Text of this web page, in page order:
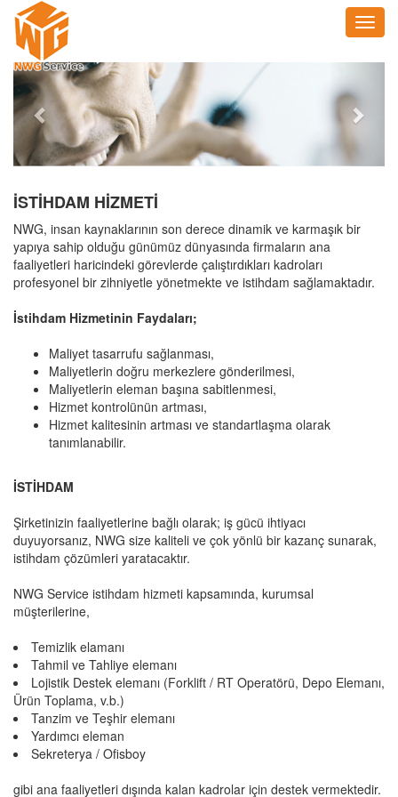
Previous
İSTİHDAM HİZMETİ
NWG, insan kaynaklarının son derece dinamik ve karmaşık bir
yapıya sahip olduğu günümüz dünyasında firmaların ana
faaliyetleri haricindeki görevlerde çalıştırdıkları kadroları
profesyonel bir zihniyetle yönetmekte ve istihdam sağlamaktadır.
İstihdam Hizmetinin Faydaları;
Maliyet tasarrufu sağlanması,
Maliyetlerin doğru merkezlere gönderilmesi,
Maliyetlerin eleman başına sabitlenmesi,
Hizmet kontrolünün artması,
Hizmet kalitesinin artması ve standartlaşma olarak
tanımlanabilir.
İSTİHDAM
Şirketinizin faaliyetlerine bağlı olarak; iş gücü ihtiyacı
duyuyorsanız, NWG size kaliteli ve çok yönlü bir kazanç sunarak,
istihdam çözümleri yaratacaktır.
NWG Service istihdam hizmeti kapsamında, kurumsal
müşterilerine,
Temizlik elamanı
Tahmil ve Tahliye elemanı
Lojistik Destek elemanı (Forklift / RT Operatörü, Depo Elemanı,
Ürün Toplama, v.b.)
Tanzim ve Teşhir elemanı
Yardımcı eleman
Sekreterya / Ofisboy
gibi ana faaliyetleri dışında kalan kadrolar için destek vermektedir.